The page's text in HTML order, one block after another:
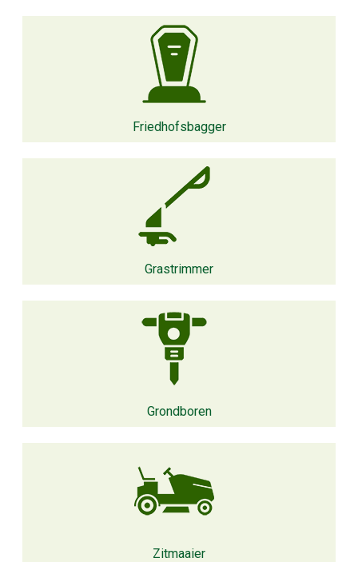
Friedhofsbagger
Grastrimmer
Grondboren
Zitmaaier